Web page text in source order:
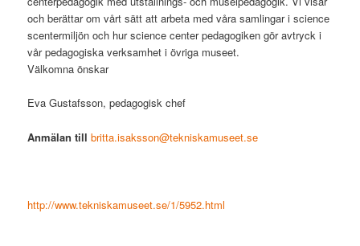
och berättar om vårt sätt att arbeta med våra samlingar i science
scentermiljön och hur science center pedagogiken gör avtryck i
vår pedagogiska verksamhet i övriga museet.
Välkomna önskar
Eva Gustafsson, pedagogisk chef
Anmälan till britta.isaksson@tekniskamuseet.se
http://www.tekniskamuseet.se/1/5952.html